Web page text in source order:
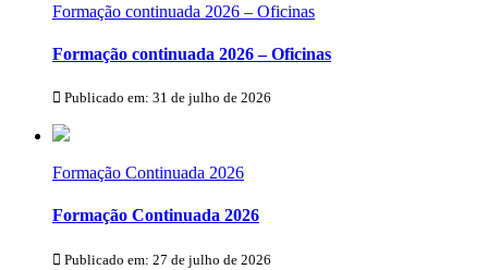
Formação continuada 2026 – Oficinas
Formação continuada 2026 – Oficinas
Publicado em: 31 de julho de 2026
Formação Continuada 2026
Formação Continuada 2026
Publicado em: 27 de julho de 2026